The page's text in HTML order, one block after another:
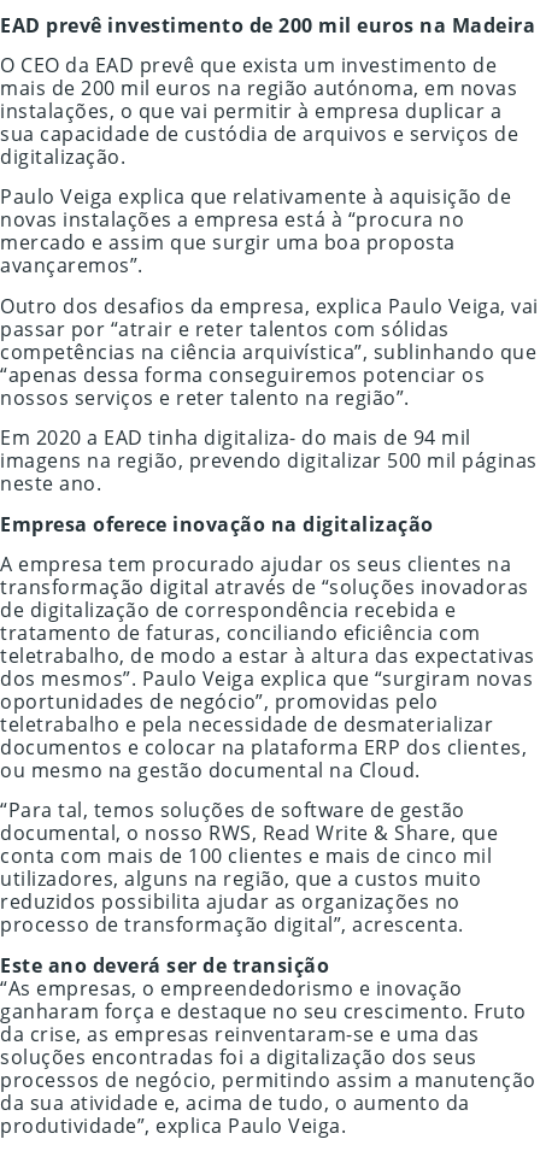
EAD prevê investimento de 200 mil euros na Madeira
O CEO da EAD prevê que exista um investimento de
mais de 200 mil euros na região autónoma, em novas
instalações, o que vai permitir à empresa duplicar a
sua capacidade de custódia de arquivos e serviços de
digitalização.
Paulo Veiga explica que relativamente à aquisição de
novas instalações a empresa está à “procura no
mercado e assim que surgir uma boa proposta
avançaremos”.
Outro dos desafios da empresa, explica Paulo Veiga, vai
passar por “atrair e reter talentos com sólidas
competências na ciência arquivística”, sublinhando que
“apenas dessa forma conseguiremos potenciar os
nossos serviços e reter talento na região”.
Em 2020 a EAD tinha digitaliza- do mais de 94 mil
imagens na região, prevendo digitalizar 500 mil páginas
neste ano.
Empresa oferece inovação na digitalização
A empresa tem procurado ajudar os seus clientes na
transformação digital através de “soluções inovadoras
de digitalização de correspondência recebida e
tratamento de faturas, conciliando eficiência com
teletrabalho, de modo a estar à altura das expectativas
dos mesmos”. Paulo Veiga explica que “surgiram novas
oportunidades de negócio”, promovidas pelo
teletrabalho e pela necessidade de desmaterializar
documentos e colocar na plataforma ERP dos clientes,
ou mesmo na gestão documental na Cloud.
“Para tal, temos soluções de software de gestão
documental, o nosso RWS, Read Write & Share, que
conta com mais de 100 clientes e mais de cinco mil
utilizadores, alguns na região, que a custos muito
reduzidos possibilita ajudar as organizações no
processo de transformação digital”, acrescenta.
Este ano deverá ser de transição
“As empresas, o empreendedorismo e inovação
ganharam força e destaque no seu crescimento. Fruto
da crise, as empresas reinventaram-se e uma das
soluções encontradas foi a digitalização dos seus
processos de negócio, permitindo assim a manutenção
da sua atividade e, acima de tudo, o aumento da
produtividade”, explica Paulo Veiga.